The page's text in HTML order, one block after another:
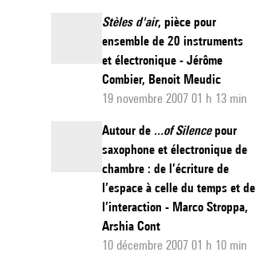
Stèles d'air, pièce pour
ensemble de 20 instruments
et électronique - Jérôme
Combier, Benoit Meudic
19 novembre 2007 01 h 13 min
Autour de ...of Silencepour
saxophone et électronique de
chambre : de l’écriture de
l’espace à celle du temps et de
l’interaction - Marco Stroppa,
Arshia Cont
10 décembre 2007 01 h 10 min